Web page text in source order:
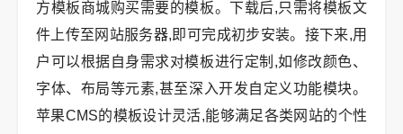
方模板商城购买需要的模板。下载后,只需将模板文
件上传至网站服务器,即可完成初步安装。接下来,用
户可以根据自身需求对模板进行定制,如修改颜色、
字体、布局等元素,甚至深入开发自定义功能模块。
苹果CMS的模板设计灵活,能够满足各类网站的个性